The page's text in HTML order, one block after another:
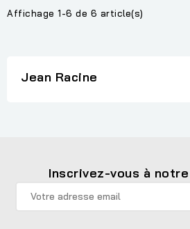
Affichage 1-6 de 6 article(s)
Jean Racine
Inscrivez-vous à